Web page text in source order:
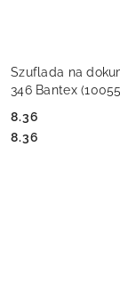
Szuflada na
346 Bantex
Cena:
8.36
Cena:
8.36